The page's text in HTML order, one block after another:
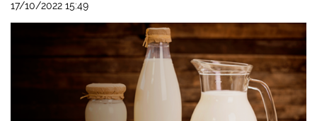
17/10/2022 15:49